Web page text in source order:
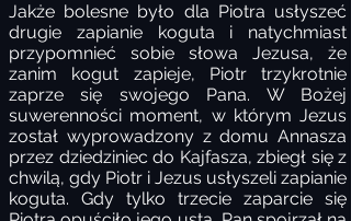
Jakże bolesne było dla Piotra usłyszeć
drugie zapianie koguta i natychmiast
przypomnieć sobie słowa Jezusa, że
zanim kogut zapieje, Piotr trzykrotnie
zaprze się swojego Pana. W Bożej
suwerenności moment, w którym Jezus
został wyprowadzony z domu Annasza
przez dziedziniec do Kajfasza, zbiegł się z
chwilą, gdy Piotr i Jezus usłyszeli zapianie
koguta. Gdy tylko trzecie zaparcie się